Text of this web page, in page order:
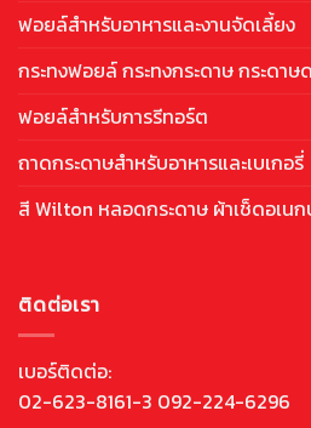
ฟอยล์สำหรับอาหารและงานจัดเลี้ยง
กระทงฟอยล์ กระทงกระดาษ กระดา
ฟอยล์สำหรับการรีทอร์ต
ถาดกระดาษสำหรับอาหารและเบเกอรี่
สี Wilton หลอดกระดาษ ผ้าเช็ดอเน
ติดต่อเรา
เบอร์ติดต่อ:
02-623-8161-3 092-224-6296